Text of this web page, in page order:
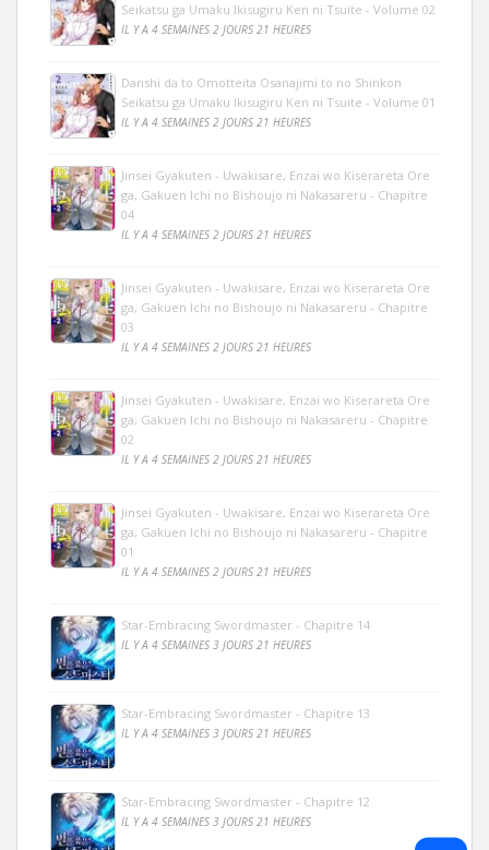
Seikatsu ga Umaku Ikisugiru Ken ni Tsuite - Volume 02
IL Y A 4 SEMAINES 2 JOURS 21 HEURES
Danshi da to Omotteita Osanajimi to no Shinkon
Seikatsu ga Umaku Ikisugiru Ken ni Tsuite - Volume 01
IL Y A 4 SEMAINES 2 JOURS 21 HEURES
Jinsei Gyakuten - Uwakisare, Enzai wo Kiserareta Ore
ga, Gakuen Ichi no Bishoujo ni Nakasareru - Chapitre
04
IL Y A 4 SEMAINES 2 JOURS 21 HEURES
Jinsei Gyakuten - Uwakisare, Enzai wo Kiserareta Ore
ga, Gakuen Ichi no Bishoujo ni Nakasareru - Chapitre
03
IL Y A 4 SEMAINES 2 JOURS 21 HEURES
Jinsei Gyakuten - Uwakisare, Enzai wo Kiserareta Ore
ga, Gakuen Ichi no Bishoujo ni Nakasareru - Chapitre
02
IL Y A 4 SEMAINES 2 JOURS 21 HEURES
Jinsei Gyakuten - Uwakisare, Enzai wo Kiserareta Ore
ga, Gakuen Ichi no Bishoujo ni Nakasareru - Chapitre
01
IL Y A 4 SEMAINES 2 JOURS 21 HEURES
Star-Embracing Swordmaster - Chapitre 14
IL Y A 4 SEMAINES 3 JOURS 21 HEURES
Star-Embracing Swordmaster - Chapitre 13
IL Y A 4 SEMAINES 3 JOURS 21 HEURES
Star-Embracing Swordmaster - Chapitre 12
IL Y A 4 SEMAINES 3 JOURS 21 HEURES